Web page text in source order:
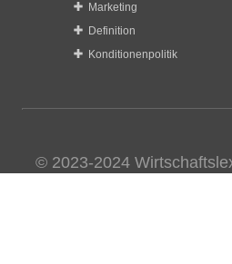
Marketing
Definition
Konditionenpolitik
© 2023-2024